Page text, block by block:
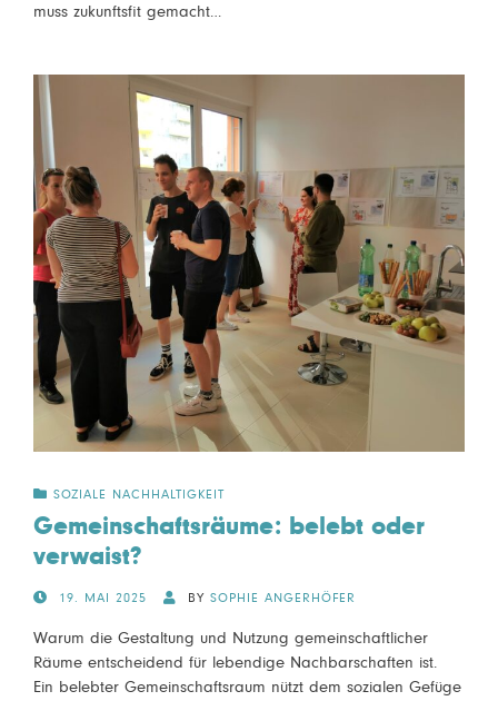
muss zukunftsfit gemacht…
SOZIALE NACHHALTIGKEIT
Gemeinschaftsräume: belebt oder
verwaist?
POSTED19. MAI 2025 BY SOPHIE ANGERHÖFER
Warum die Gestaltung und Nutzung gemeinschaftlicher
Räume entscheidend für lebendige Nachbarschaften ist.
Ein belebter Gemeinschaftsraum nützt dem sozialen Gefüge